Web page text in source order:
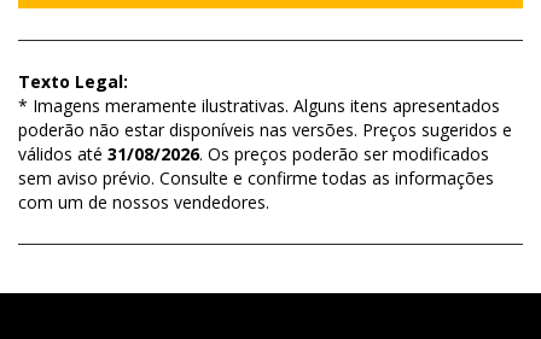
Texto Legal:
* Imagens meramente ilustrativas. Alguns itens apresentados
poderão não estar disponíveis nas versões. Preços sugeridos e
válidos até 31/08/2026. Os preços poderão ser modificados
sem aviso prévio. Consulte e confirme todas as informações
com um de nossos vendedores.